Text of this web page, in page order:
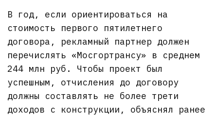
В год, если ориентироваться на
стоимость первого пятилетнего
договора, рекламный партнер должен
перечислять «Мосгортрансу» в среднем
244 млн руб. Чтобы проект был
успешным, отчисления до договору
должны составлять не более трети
доходов с конструкции, объяснял ранее